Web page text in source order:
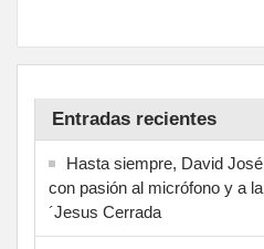
Entradas recientes
Hasta siempre, David
con pasión al micrófono y a
´Jesus Cerrada